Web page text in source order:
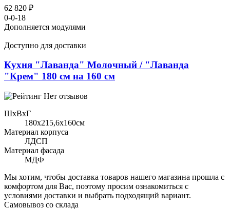
62 820 ₽
0-0-18
Дополняется модулями
Доступно для доставки
Кухня "Лаванда" Молочный / "Лаванда
"Крем" 180 см на 160 см
Нет отзывов
ШхВхГ
180x215,6х160см
Материал корпуса
ЛДСП
Материал фасада
МДФ
Мы хотим, чтобы доставка товаров нашего магазина прошла с
комфортом для Вас, поэтому просим ознакомиться с
условиями доставки и выбрать подходящий вариант.
Самовывоз со склада